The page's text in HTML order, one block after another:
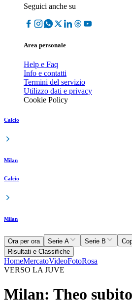
Seguici anche su
Area personale
Help e Faq
Info e contatti
Termini del servizio
Utilizzo dati e privacy
Cookie Policy
Calcio
Milan
Calcio
Milan
Ora per ora Serie A Serie B
Risultati e Classifiche
HomeMercatoVideoFotoRosa
VERSO LA JUVE
Milan: Theo